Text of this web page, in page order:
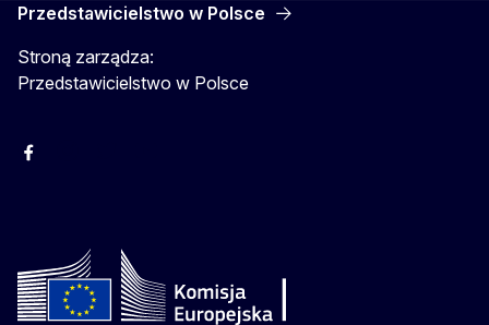
Przedstawicielstwo w Polsce
Stroną zarządza:
Przedstawicielstwo w Polsce
Facebook